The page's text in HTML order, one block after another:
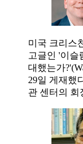
미국 크리스
고글인 '이슬
대했는가
29일 게재했
관 센터의